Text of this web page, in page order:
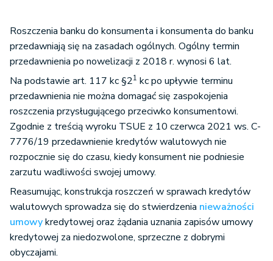
Roszczenia banku do konsumenta i konsumenta do banku
przedawniają się na zasadach ogólnych. Ogólny termin
przedawnienia po nowelizacji z 2018 r. wynosi 6 lat.
Na podstawie art. 117 kc §21 kc po upływie terminu
przedawnienia nie można domagać się zaspokojenia
roszczenia przysługującego przeciwko konsumentowi.
Zgodnie z treścią wyroku TSUE z 10 czerwca 2021 ws. C-
7776/19 przedawnienie kredytów walutowych nie
rozpocznie się do czasu, kiedy konsument nie podniesie
zarzutu wadliwości swojej umowy.
Reasumując, konstrukcja roszczeń w sprawach kredytów
walutowych sprowadza się do stwierdzenia nieważności
umowykredytowej oraz żądania uznania zapisów umowy
kredytowej za niedozwolone, sprzeczne z dobrymi
obyczajami.